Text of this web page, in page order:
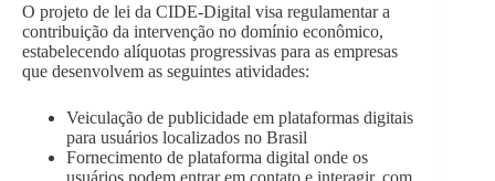
O projeto de lei da CIDE-Digital visa regulamentar a
contribuição da intervenção no domínio econômico,
estabelecendo alíquotas progressivas para as empresas
que desenvolvem as seguintes atividades:
Veiculação de publicidade em plataformas digitais
para usuários localizados no Brasil
Fornecimento de plataforma digital onde os
usuários podem entrar em contato e interagir, com